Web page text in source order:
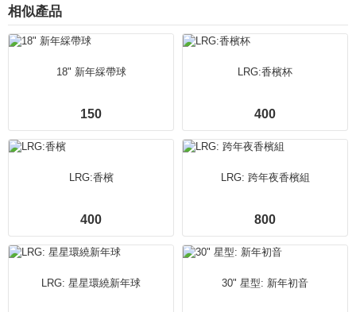
相似產品
18" 新年綵帶球
150
LRG:香檳杯
400
LRG:香檳
400
LRG: 跨年夜香檳組
800
LRG: 星星環繞新年球 30" 星型: 新年初音